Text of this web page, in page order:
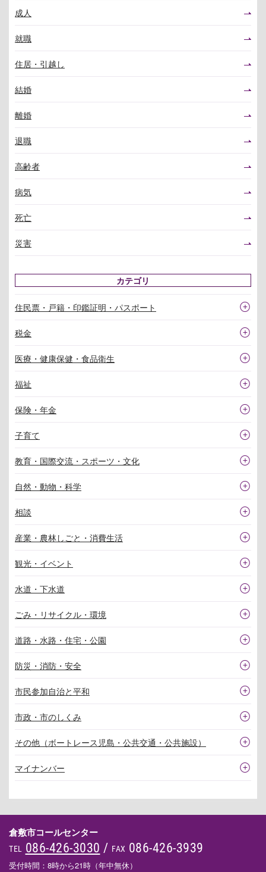
成人
就職
住居・引越し
結婚
離婚
退職
高齢者
病気
死亡
災害
カテゴリ
住民票・戸籍・印鑑証明・パスポート
税金
医療・健康保健・食品衛生
福祉
保険・年金
子育て
教育・国際交流・スポーツ・文化
自然・動物・科学
相談
産業・農林しごと・消費生活
観光・イベント
水道・下水道
ごみ・リサイクル・環境
道路・水路・住宅・公園
防災・消防・安全
市民参加自治と平和
市政・市のしくみ
その他（ボートレース児島・公共交通・公共施設）
マイナンバー
倉敷市コールセンター
TEL 086-426-3030 / FAX 086-426-3939
受付時間：8時から21時（年中無休）